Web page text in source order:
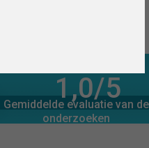
1,0/5
Gemiddelde evaluatie van de
onderzoeken
0
Aantal beoordelingen